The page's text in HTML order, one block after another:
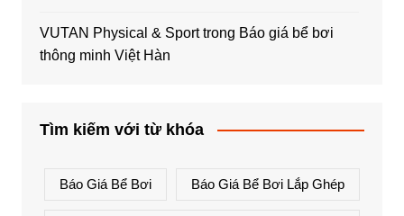
VUTAN Physical & Sporttrong Báo giá bể bơi
thông minh Việt Hàn
Tìm kiếm với từ khóa
Báo Giá Bể Bơi Báo Giá Bể Bơi Lắp Ghép